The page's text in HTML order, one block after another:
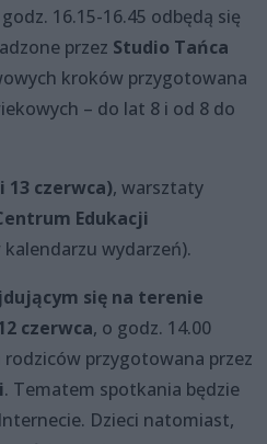
16.15-16.45 odbędą się
przez Studio Tańca
kroków przygotowana
– do lat 8 i od 8 do
13 czerwca), warsztaty
Edukacji
wydarzeń).
się na terenie
czerwca, o godz. 14.00
przygotowana przez
. Tematem spotkania będzie
Dzieci natomiast,